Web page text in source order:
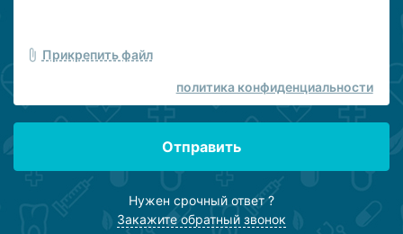
Прикрепить файл
политика конфиденциальности
Отправить
Нужен срочный ответ ?
Закажите обратный звонок